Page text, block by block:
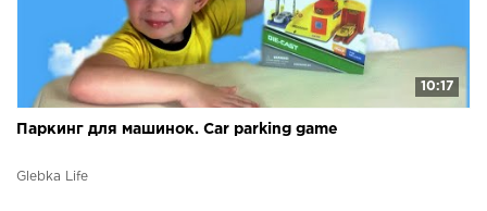
10:17
Паркинг для машинок. Car parking game
Glebka Life